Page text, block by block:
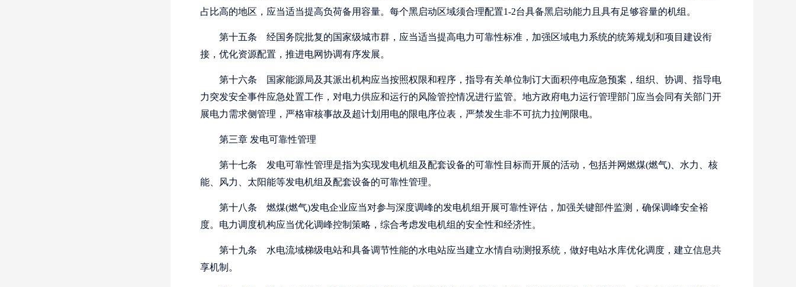
占比高的地区，应当适当提高负荷备用容量。每个黑启动区域须合理配置1-2台具备黑启动能力且具有足够容量的机组。
第十五条 经国务院批复的国家级城市群，应当适当提高电力可靠性标准，加强区域电力系统的统筹规划和项目建设衔
接，优化资源配置，推进电网协调有序发展。
第十六条 国家能源局及其派出机构应当按照权限和程序，指导有关单位制订大面积停电应急预案，组织、协调、指导电
力突发安全事件应急处置工作，对电力供应和运行的风险管控情况进行监管。地方政府电力运行管理部门应当会同有关部门开
展电力需求侧管理，严格审核事故及超计划用电的限电序位表，严禁发生非不可抗力拉闸限电。
第三章 发电可靠性管理
第十七条 发电可靠性管理是指为实现发电机组及配套设备的可靠性目标而开展的活动，包括并网燃煤(燃气)、水力、核
能、风力、太阳能等发电机组及配套设备的可靠性管理。
第十八条 燃煤(燃气)发电企业应当对参与深度调峰的发电机组开展可靠性评估，加强关键部件监测，确保调峰安全裕
度。电力调度机构应当优化调峰控制策略，综合考虑发电机组的安全性和经济性。
第十九条 水电流域梯级电站和具备调节性能的水电站应当建立水情自动测报系统，做好电站水库优化调度，建立信息共
享机制。